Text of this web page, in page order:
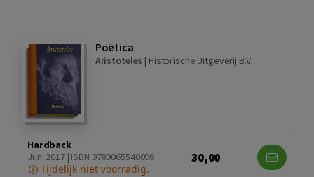
Poëtica
Aristoteles | Historische Uitgeverij B.V.
Hardback
Juni 2017 | ISBN 9789065540096
Tijdelijk niet voorradig.
30,00